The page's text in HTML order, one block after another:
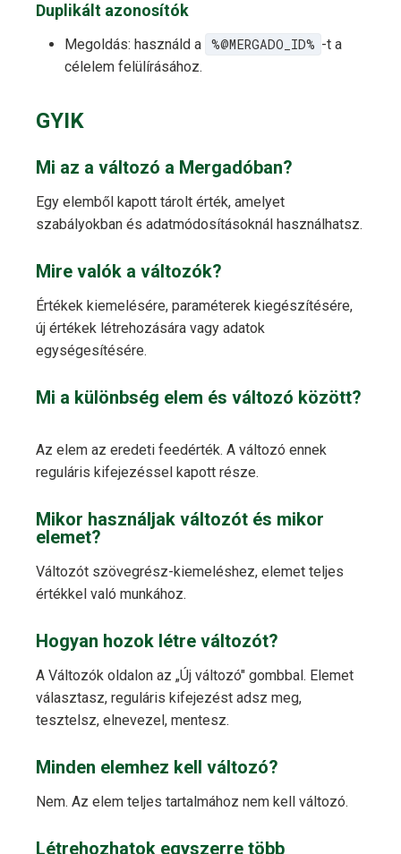
Duplikált azonosítók
Megoldás: használd a %@MERGADO_ID% -t a
célelem felülírásához.
GYIK
Mi az a változó a Mergadóban?
Egy elemből kapott tárolt érték, amelyet
szabályokban és adatmódosításoknál használhatsz.
Mire valók a változók?
Értékek kiemelésére, paraméterek kiegészítésére,
új értékek létrehozására vagy adatok
egységesítésére.
Mi a különbség elem és változó között?
Az elem az eredeti feedérték. A változó ennek
reguláris kifejezéssel kapott része.
Mikor használjak változót és mikor
elemet?
Változót szövegrész-kiemeléshez, elemet teljes
értékkel való munkához.
Hogyan hozok létre változót?
A Változók oldalon az „Új változó" gombbal. Elemet
választasz, reguláris kifejezést adsz meg,
tesztelsz, elnevezel, mentesz.
Minden elemhez kell változó?
Nem. Az elem teljes tartalmához nem kell változó.
Létrehozhatok egyszerre több